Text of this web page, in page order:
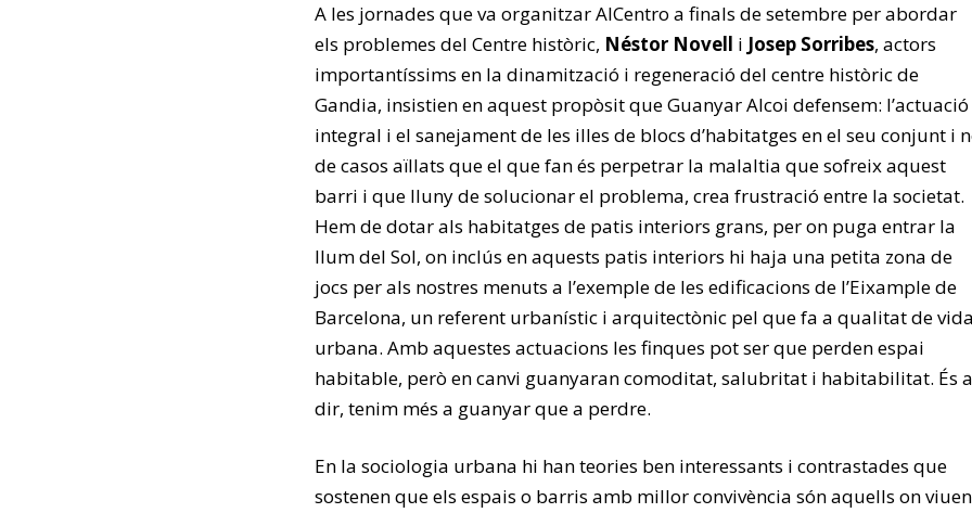
A les jornades que va organitzar AlCentro a finals de setembre per abordar
els problemes del Centre històric, Néstor Novell i Josep Sorribes, actors
importantíssims en la dinamització i regeneració del centre històric de
Gandia, insistien en aquest propòsit que Guanyar Alcoi defensem: l’actuació
integral i el sanejament de les illes de blocs d’habitatges en el seu conjunt i
de casos aïllats que el que fan és perpetrar la malaltia que sofreix aquest
barri i que lluny de solucionar el problema, crea frustració entre la societat.
Hem de dotar als habitatges de patis interiors grans, per on puga entrar la
llum del Sol, on inclús en aquests patis interiors hi haja una petita zona de
jocs per als nostres menuts a l’exemple de les edificacions de l’Eixample de
Barcelona, un referent urbanístic i arquitectònic pel que fa a qualitat de
urbana. Amb aquestes actuacions les finques pot ser que perden espai
habitable, però en canvi guanyaran comoditat, salubritat i habitabilitat. És a
dir, tenim més a guanyar que a perdre.
En la sociologia urbana hi han teories ben interessants i contrastades que
sostenen que els espais o barris amb millor convivència són aquells on viuen